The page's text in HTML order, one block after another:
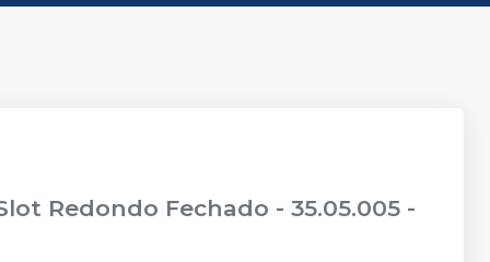
Redondo Fechado - 35.05.005 -